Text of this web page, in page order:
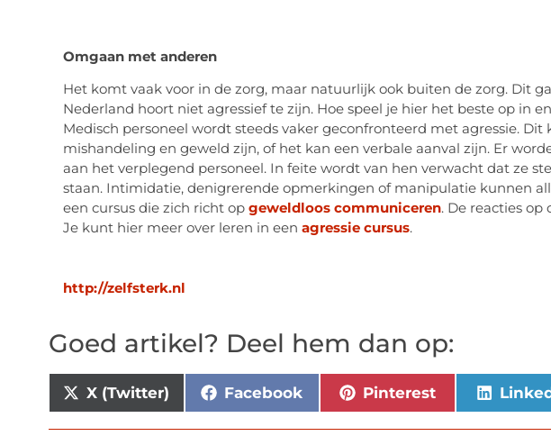
Omgaan met anderen
Het komt vaak voor in de zorg, maar natuurlijk ook buiten de zorg. Dit
Nederland hoort niet agressief te zijn. Hoe speel je hier het beste op in
Medisch personeel wordt steeds vaker geconfronteerd met agressie. Dit
mishandeling en geweld zijn, of het kan een verbale aanval zijn. Er
aan het verplegend personeel. In feite wordt van hen verwacht dat ze
staan. Intimidatie, denigrerende opmerkingen of manipulatie kunnen
een cursus die zich richt op geweldloos communiceren. De reacties op
Je kunt hier meer over leren in een agressie cursus.
http://zelfsterk.nl
Goed artikel? Deel hem dan op:
X (Twitter) Facebook Pinterest